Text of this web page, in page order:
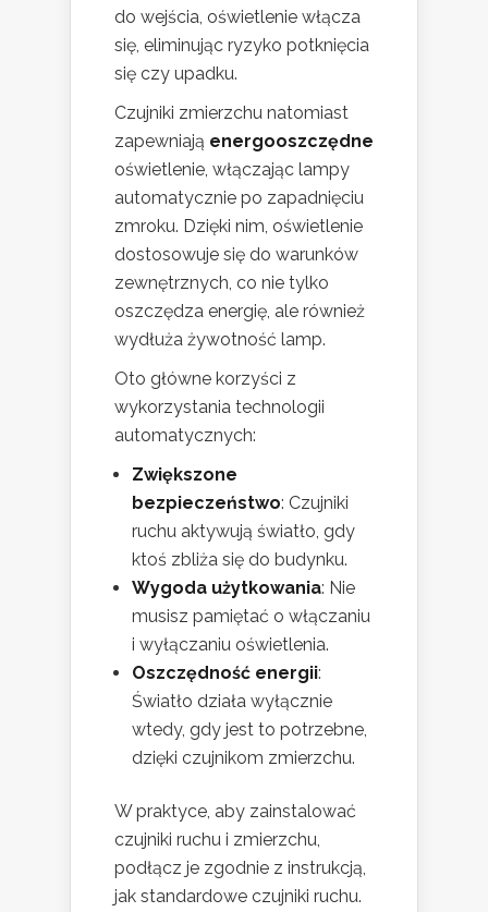
do wejścia, oświetlenie włącza
się, eliminując ryzyko potknięcia
się czy upadku.
Czujniki zmierzchu natomiast
zapewniają energooszczędne
oświetlenie, włączając lampy
automatycznie po zapadnięciu
zmroku. Dzięki nim, oświetlenie
dostosowuje się do warunków
zewnętrznych, co nie tylko
oszczędza energię, ale również
wydłuża żywotność lamp.
Oto główne korzyści z
wykorzystania technologii
automatycznych:
Zwiększone
bezpieczeństwo: Czujniki
ruchu aktywują światło, gdy
ktoś zbliża się do budynku.
Wygoda użytkowania: Nie
musisz pamiętać o włączaniu
i wyłączaniu oświetlenia.
Oszczędność energii:
Światło działa wyłącznie
wtedy, gdy jest to potrzebne,
dzięki czujnikom zmierzchu.
W praktyce, aby zainstalować
czujniki ruchu i zmierzchu,
podłącz je zgodnie z instrukcją,
jak standardowe czujniki ruchu.